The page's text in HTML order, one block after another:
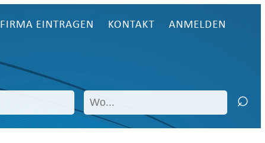
FIRMA EINTRAGEN KONTAKT ANMELDEN